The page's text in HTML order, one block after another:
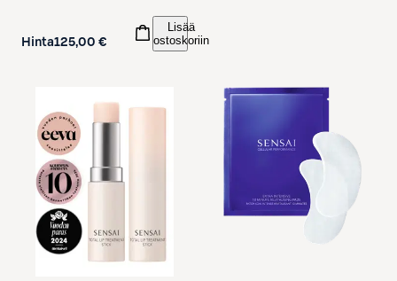
Hinta125,00 €
Lisää
ostoskoriin